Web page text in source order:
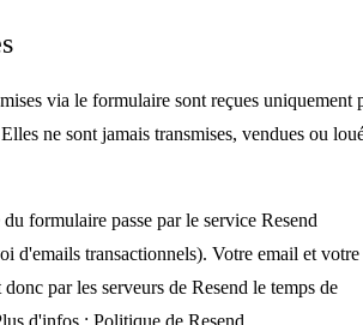
via le formulaire sont reçues uniquement
ne sont jamais transmises, vendues ou
formulaire passe par le service Resend
d'emails transactionnels). Votre email et votre
donc par les serveurs de Resend le temps de